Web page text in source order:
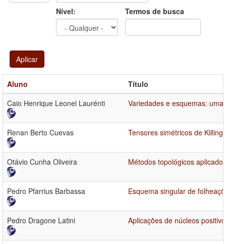
Nível: Termos de busca
Aplicar
Aluno
Título
Caio Henrique Leonel Laurénti
Variedades e esquemas:
Renan Berto Cuevas Tensores simétricos de
Otávio Cunha Oliveira Métodos topológicos
Pedro Pfarrius Barbassa Esquema singular de
Pedro Dragone Latini Aplicações de núcleos